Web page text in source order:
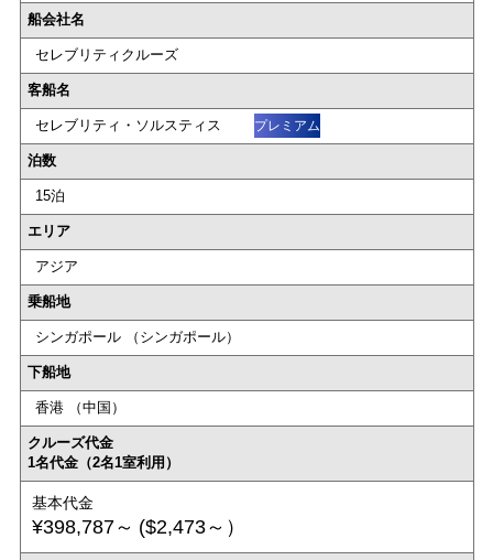
船会社名
セレブリティクルーズ
客船名
セレブリティ・ソルスティス プレミアム
泊数
15泊
エリア
アジア
乗船地
シンガポール （シンガポール）
下船地
香港 （中国）
クルーズ代金
1名代金（2名1室利用）
基本代金
¥398,787～ ($2,473～）